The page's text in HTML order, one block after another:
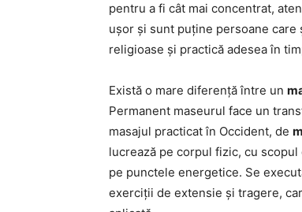
pentru a fi cât mai concentrat,
ușor și sunt puține persoane
religioase și practică adesea în
Există o mare diferență între un
Permanent maseurul face un
masajul practicat în Occident, de
lucrează pe corpul fizic, cu
pe punctele energetice. Se
exerciții de extensie și tragere,